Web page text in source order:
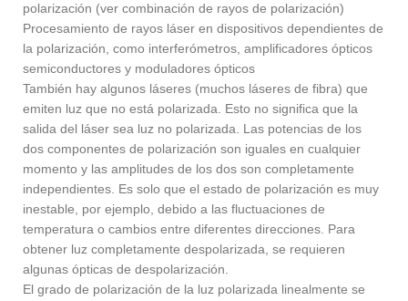
polarización (ver combinación de rayos de polarización)
Procesamiento de rayos láser en dispositivos dependientes de
la polarización, como interferómetros, amplificadores ópticos
semiconductores y moduladores ópticos
También hay algunos láseres (muchos láseres de fibra) que
emiten luz que no está polarizada. Esto no significa que la
salida del láser sea luz no polarizada. Las potencias de los
dos componentes de polarización son iguales en cualquier
momento y las amplitudes de los dos son completamente
independientes. Es solo que el estado de polarización es muy
inestable, por ejemplo, debido a las fluctuaciones de
temperatura o cambios entre diferentes direcciones. Para
obtener luz completamente despolarizada, se requieren
algunas ópticas de despolarización.
El grado de polarización de la luz polarizada linealmente se